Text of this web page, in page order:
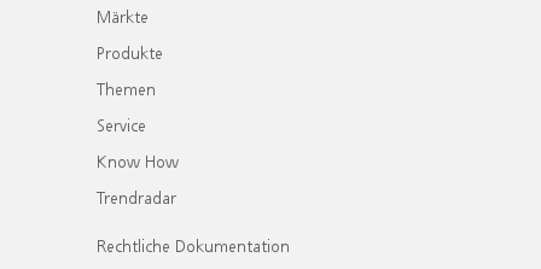
Märkte
Produkte
Themen
Service
Know How
Trendradar
Rechtliche Dokumentation